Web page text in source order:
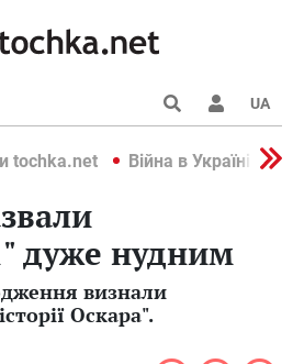
UA
tochka.net Війна в Україні 2022
дуже нудним
визнали
Оскара".